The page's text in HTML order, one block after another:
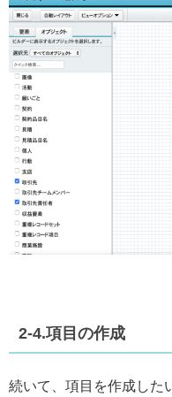
2-4.項目の作成
続いて、項目を作成した